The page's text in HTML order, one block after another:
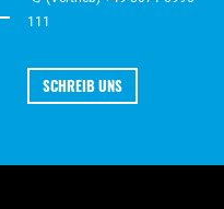
111
SCHREIB UNS